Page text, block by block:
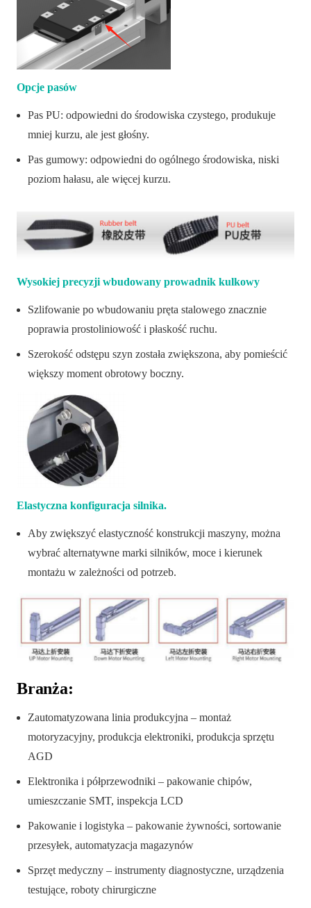
Opcje pasów
Pas PU: odpowiedni do środowiska czystego, produkuje
mniej kurzu, ale jest głośny.
Pas gumowy: odpowiedni do ogólnego środowiska, niski
poziom hałasu, ale więcej kurzu.
Wysokiej precyzji wbudowany prowadnik kulkowy
Szlifowanie po wbudowaniu pręta stalowego znacznie
poprawia prostoliniowość i płaskość ruchu.
Szerokość odstępu szyn została zwiększona, aby pomieścić
większy moment obrotowy boczny.
Elastyczna konfiguracja silnika.
Aby zwiększyć elastyczność konstrukcji maszyny, można
wybrać alternatywne marki silników, moce i kierunek
montażu w zależności od potrzeb.
Branża:
Zautomatyzowana linia produkcyjna – montaż
motoryzacyjny, produkcja elektroniki, produkcja sprzętu
AGD
Elektronika i półprzewodniki – pakowanie chipów,
umieszczanie SMT, inspekcja LCD
Pakowanie i logistyka – pakowanie żywności, sortowanie
przesyłek, automatyzacja magazynów
Sprzęt medyczny – instrumenty diagnostyczne, urządzenia
testujące, roboty chirurgiczne